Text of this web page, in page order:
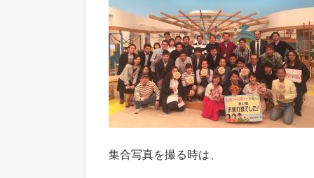
集合写真を撮る時は、